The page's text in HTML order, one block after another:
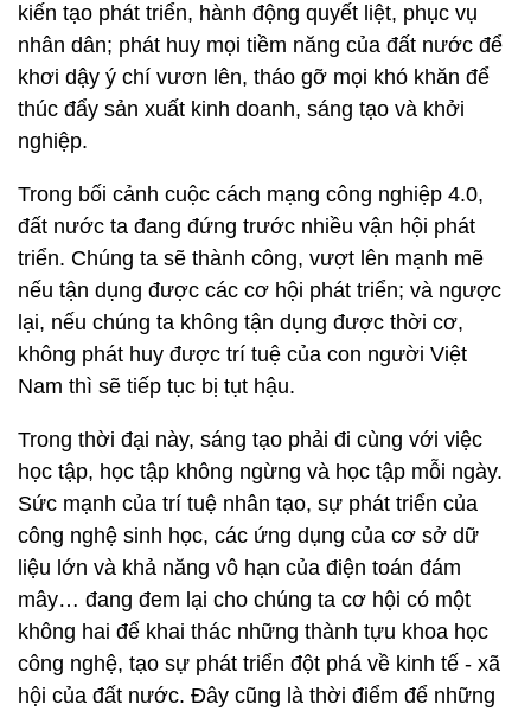
kiến tạo phát triển, hành động quyết liệt, phục vụ
nhân dân; phát huy mọi tiềm năng của đất nước để
khơi dậy ý chí vươn lên, tháo gỡ mọi khó khăn để
thúc đẩy sản xuất kinh doanh, sáng tạo và khởi
nghiệp.
Trong bối cảnh cuộc cách mạng công nghiệp 4.0,
đất nước ta đang đứng trước nhiều vận hội phát
triển. Chúng ta sẽ thành công, vượt lên mạnh mẽ
nếu tận dụng được các cơ hội phát triển; và ngược
lại, nếu chúng ta không tận dụng được thời cơ,
không phát huy được trí tuệ của con người Việt
Nam thì sẽ tiếp tục bị tụt hậu.
Trong thời đại này, sáng tạo phải đi cùng với việc
học tập, học tập không ngừng và học tập mỗi ngày.
Sức mạnh của trí tuệ nhân tạo, sự phát triển của
công nghệ sinh học, các ứng dụng của cơ sở dữ
liệu lớn và khả năng vô hạn của điện toán đám
mây… đang đem lại cho chúng ta cơ hội có một
không hai để khai thác những thành tựu khoa học
công nghệ, tạo sự phát triển đột phá về kinh tế - xã
hội của đất nước. Đây cũng là thời điểm để những